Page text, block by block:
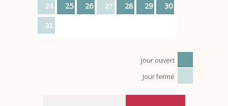
24 25 26 27 28 29 30
31
Jour ouvert
Jour fermé